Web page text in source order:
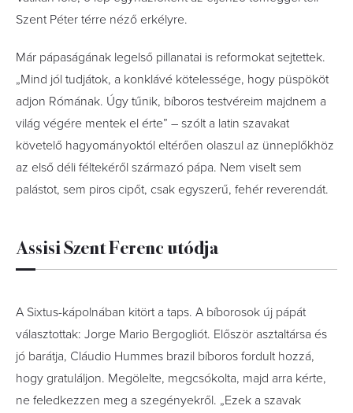
Szent Péter térre néző erkélyre.
Már pápaságának legelső pillanatai is reformokat sejtettek.
„Mind jól tudjátok, a konklávé kötelessége, hogy püspököt
adjon Rómának. Úgy tűnik, bíboros testvéreim majdnem a
világ végére mentek el érte” – szólt a latin szavakat
követelő hagyományoktól eltérően olaszul az ünneplőkhöz
az első déli féltekéről származó pápa. Nem viselt sem
palástot, sem piros cipőt, csak egyszerű, fehér reverendát.
Assisi Szent Ferenc utódja
A Sixtus-kápolnában kitört a taps. A bíborosok új pápát
választottak: Jorge Mario Bergogliót. Először asztaltársa és
jó barátja, Cláudio Hummes brazil bíboros fordult hozzá,
hogy gratuláljon. Megölelte, megcsókolta, majd arra kérte,
ne feledkezzen meg a szegényekről. „Ezek a szavak